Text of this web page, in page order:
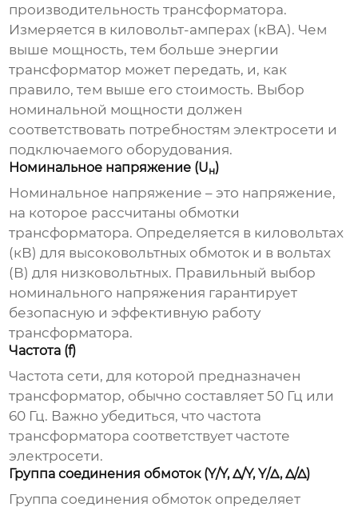
производительность трансформатора.
Измеряется в киловольт-амперах (кВА). Чем
выше мощность, тем больше энергии
трансформатор может передать, и, как
правило, тем выше его стоимость. Выбор
номинальной мощности должен
соответствовать потребностям электросети и
подключаемого оборудования.
Номинальное напряжение (Uн)
Номинальное напряжение – это напряжение,
на которое рассчитаны обмотки
трансформатора. Определяется в киловольтах
(кВ) для высоковольтных обмоток и в вольтах
(В) для низковольтных. Правильный выбор
номинального напряжения гарантирует
безопасную и эффективную работу
трансформатора.
Частота (f)
Частота сети, для которой предназначен
трансформатор, обычно составляет 50 Гц или
60 Гц. Важно убедиться, что частота
трансформатора соответствует частоте
электросети.
Группа соединения обмоток (Y/Y, Δ/Y, Y/Δ, Δ/Δ)
Группа соединения обмоток определяет